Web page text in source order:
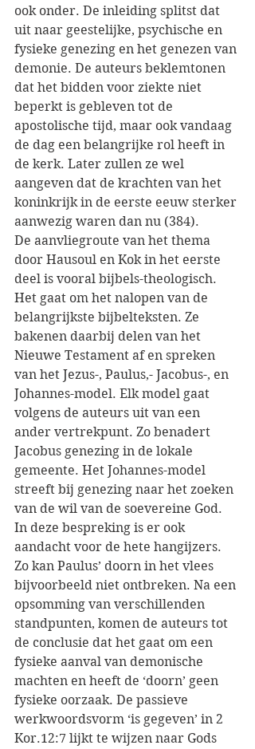
ook onder. De inleiding splitst dat
uit naar geestelijke, psychische en
fysieke genezing en het genezen van
demonie. De auteurs beklemtonen
dat het bidden voor ziekte niet
beperkt is gebleven tot de
apostolische tijd, maar ook vandaag
de dag een belangrijke rol heeft in
de kerk. Later zullen ze wel
aangeven dat de krachten van het
koninkrijk in de eerste eeuw sterker
aanwezig waren dan nu (384).
De aanvliegroute van het thema
door Hausoul en Kok in het eerste
deel is vooral bijbels-theologisch.
Het gaat om het nalopen van de
belangrijkste bijbelteksten. Ze
bakenen daarbij delen van het
Nieuwe Testament af en spreken
van het Jezus-, Paulus,- Jacobus-, en
Johannes-model. Elk model gaat
volgens de auteurs uit van een
ander vertrekpunt. Zo benadert
Jacobus genezing in de lokale
gemeente. Het Johannes-model
streeft bij genezing naar het zoeken
van de wil van de soevereine God.
In deze bespreking is er ook
aandacht voor de hete hangijzers.
Zo kan Paulus’ doorn in het vlees
bijvoorbeeld niet ontbreken. Na een
opsomming van verschillenden
standpunten, komen de auteurs tot
de conclusie dat het gaat om een
fysieke aanval van demonische
machten en heeft de ‘doorn’ geen
fysieke oorzaak. De passieve
werkwoordsvorm ‘is gegeven’ in 2
Kor.12:7 lijkt te wijzen naar Gods